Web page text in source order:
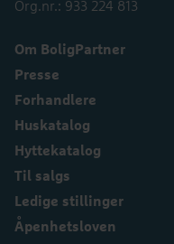
Org.nr.: 933 224 813
Om BoligPartner
Presse
Forhandlere
Huskatalog
Hyttekatalog
Til salgs
Ledige stillinger
Åpenhetsloven